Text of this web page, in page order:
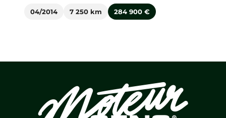
04/2014 7 250 km 284 900 €